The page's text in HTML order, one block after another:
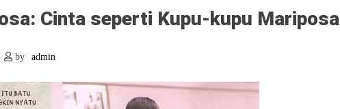
Cinta seperti Kupu-kupu Mariposa
by admin